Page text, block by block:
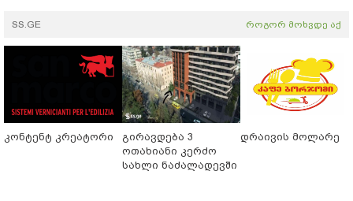
SS.GE როგორ მოხვდე აქ
კონტენტ კრეატორი
გირავდება 3
ოთახიანი კერძო
სახლი ნაძალადევში
დრაივის მოლარე